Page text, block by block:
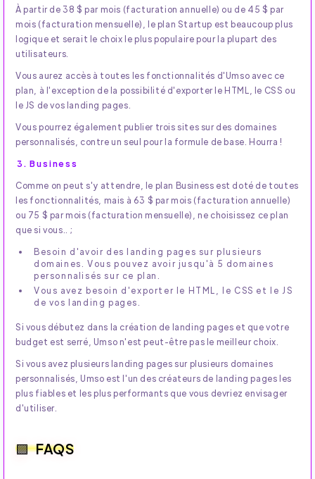
À partir de 38 $ par mois (facturation annuelle) ou de 45 $ par
mois (facturation mensuelle), le plan Startup est beaucoup plus
logique et serait le choix le plus populaire pour la plupart des
utilisateurs.
Vous aurez accès à toutes les fonctionnalités d'Umso avec ce
plan, à l'exception de la possibilité d'exporter le HTML, le CSS ou
le JS de vos landing pages.
Vous pourrez également publier trois sites sur des domaines
personnalisés, contre un seul pour la formule de base. Hourra !
3. Business
Comme on peut s'y attendre, le plan Business est doté de toutes
les fonctionnalités, mais à 63 $ par mois (facturation annuelle)
ou 75 $ par mois (facturation mensuelle), ne choisissez ce plan
que si vous.. ;
Besoin d'avoir des landing pages sur plusieurs
domaines. Vous pouvez avoir jusqu'à 5 domaines
personnalisés sur ce plan.
Vous avez besoin d'exporter le HTML, le CSS et le JS
de vos landing pages.
Si vous débutez dans la création de landing pages et que votre
budget est serré, Umso n'est peut-être pas le meilleur choix.
Si vous avez plusieurs landing pages sur plusieurs domaines
personnalisés, Umso est l'un des créateurs de landing pages les
plus fiables et les plus performants que vous devriez envisager
d'utiliser.
FAQS